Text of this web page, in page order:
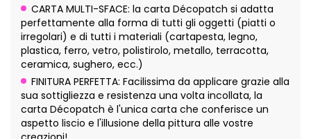
CARTA MULTI-SFACE: la carta Décopatch si adatta
perfettamente alla forma di tutti gli oggetti (piatti o
irregolari) e di tutti i materiali (cartapesta, legno,
plastica, ferro, vetro, polistirolo, metallo, terracotta,
ceramica, sughero, ecc.)
FINITURA PERFETTA: Facilissima da applicare grazie alla
sua sottigliezza e resistenza una volta incollata, la
carta Décopatch è l'unica carta che conferisce un
aspetto liscio e l'illusione della pittura alle vostre